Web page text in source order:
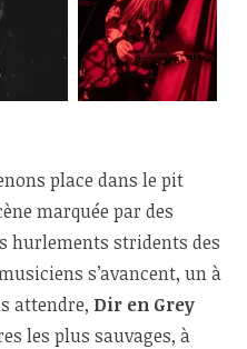
place dans le pit
marquée par des
hurlements stridents des
s’avancent, un à
attendre, Dir en Grey
les plus sauvages, à